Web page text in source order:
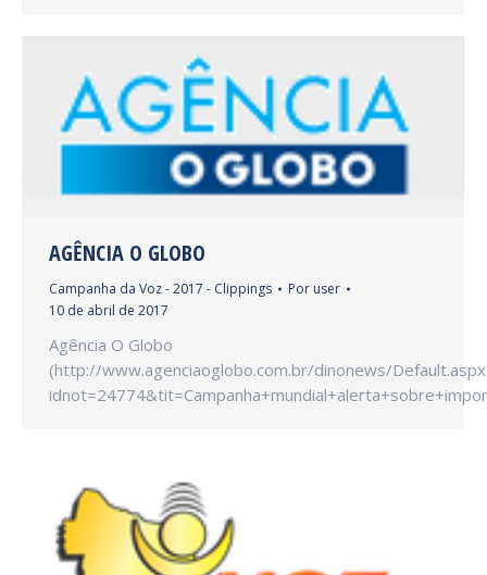
AGÊNCIA O GLOBO
Campanha da Voz - 2017 - Clippings Por user
10 de abril de 2017
Agência O Globo
(http://www.agenciaoglobo.com.br/dinonews/